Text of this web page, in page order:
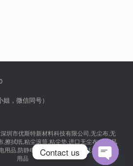
，微信同号）
圳市优斯特新材料科技有限公司,无尘布,无
,擦拭纸,粘尘滚筒,粘尘垫,进口无尘布,离子风
用品,防静电衣服,无尘室消耗品,耗材,实验室
用品
Contact us